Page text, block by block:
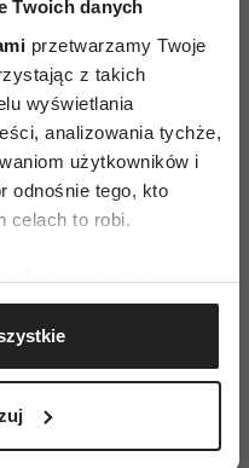
Twoich danych
przetwarzamy Twoje
z takich
wyświetlania
analizowania tychże,
użytkowników i
odnośnie tego, kto
celach to robi.
również:
Twojej lokalizacji
nawet do kilku metrów
aktywnie
odcisk palca)